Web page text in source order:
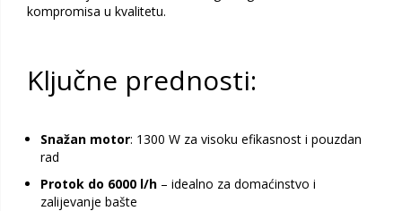
kompromisa u kvalitetu.
Ključne prednosti:
Snažan motor: 1300 W za visoku efikasnost i pouzdan
rad
Protok do 6000 l/h – idealno za domaćinstvo i
zalijevanje bašte